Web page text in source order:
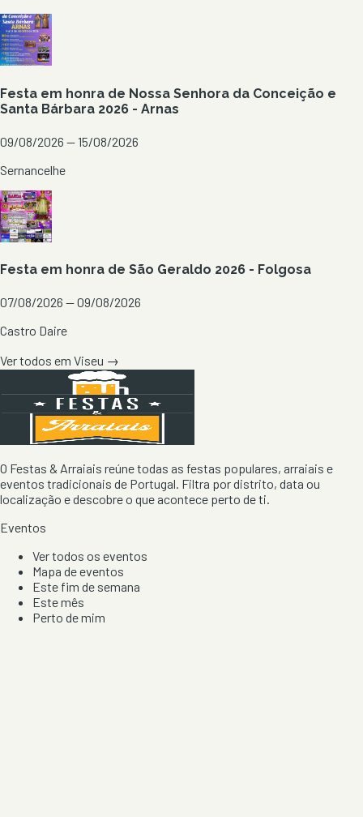
Festa em honra de Nossa Senhora da Conceição e
Santa Bárbara 2026 - Arnas
09/08/2026 — 15/08/2026
Sernancelhe
Festa em honra de São Geraldo 2026 - Folgosa
07/08/2026 — 09/08/2026
Castro Daire
Ver todos em Viseu →
O Festas & Arraiais reúne todas as festas populares, arraiais e
eventos tradicionais de Portugal. Filtra por distrito, data ou
localização e descobre o que acontece perto de ti.
Eventos
Ver todos os eventos
Mapa de eventos
Este fim de semana
Este mês
Perto de mim